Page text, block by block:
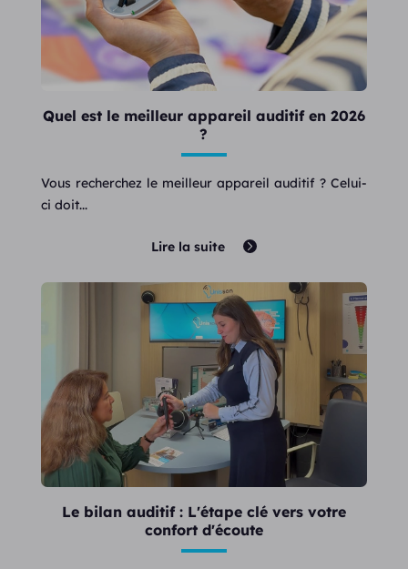
Quel est le meilleur appareil auditif en 2026
?
Vous recherchez le meilleur appareil auditif ? Celui-
ci doit...
Lire la suite
Le bilan auditif : L'étape clé vers votre
confort d'écoute